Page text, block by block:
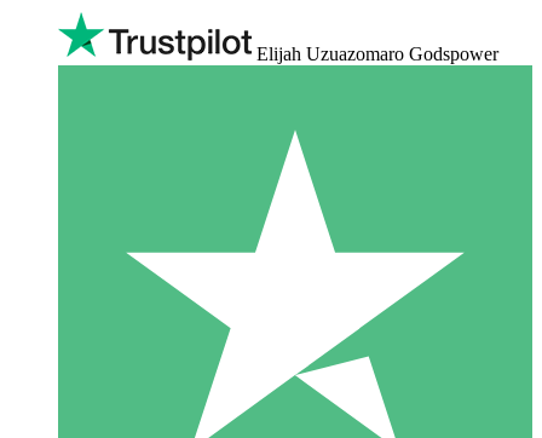
Elijah Uzuazomaro Godspower